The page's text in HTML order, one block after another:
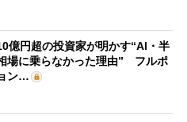
億円超の投資家が明かす“AI・半
場に乗らなかった理由” フルポ
ン…